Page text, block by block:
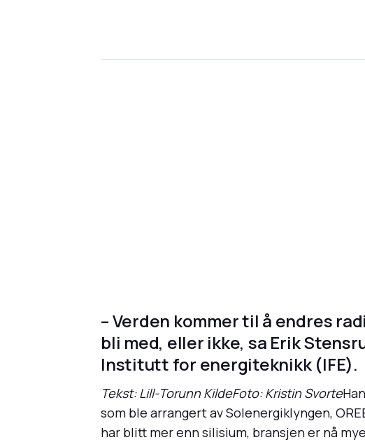
– Verden kommer til å endres
bli med, eller ikke, sa Erik
Institutt for energiteknikk (IFE).
Tekst: Lill-Torunn KildeFoto: Kristin Svorte
som ble arrangert av Solenergiklyngen,
har blitt mer enn silisium, bransjen er nå